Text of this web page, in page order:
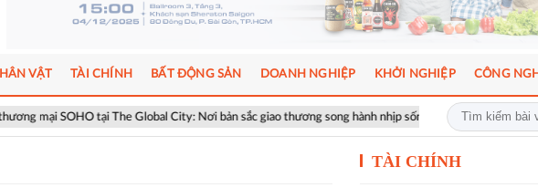
SOHO tại The Global City: Nơi bản sắc giao thương song hành nhịp sống toàn cầu ICFM
VẬT TÀI CHÍNH BẤT ĐỘNG SẢN DOANH NGHIỆP KHỞI NGHIỆP CÔNG
TÀI CHÍNH